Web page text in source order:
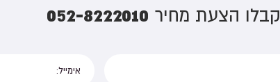
קבלו הצעת מחיר 052-8222010